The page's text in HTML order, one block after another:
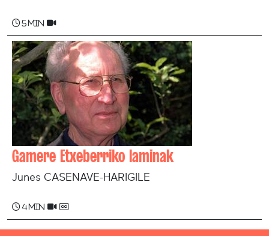
5 min
Gamere Etxeberriko laminak
Junes CASENAVE-HARIGILE
4 min